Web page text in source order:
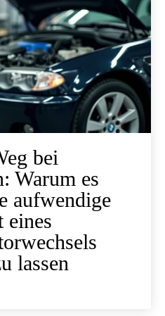
bei
Warum es
aufwendige
eines
lassen